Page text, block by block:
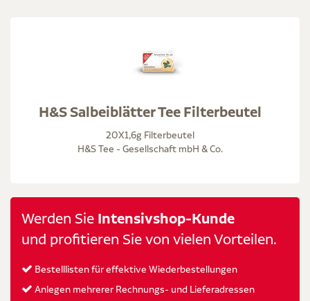
H&S Salbeiblätter Tee Filterbeutel
20X1,6g Filterbeutel
H&S Tee - Gesellschaft mbH & Co.
Werden Sie Intensivshop-Kunde
und profitieren Sie von vielen Vorteilen.
Bestelllisten für effektive Wiederbestellungen
Anlegen mehrerer Rechnungs- und Lieferadressen